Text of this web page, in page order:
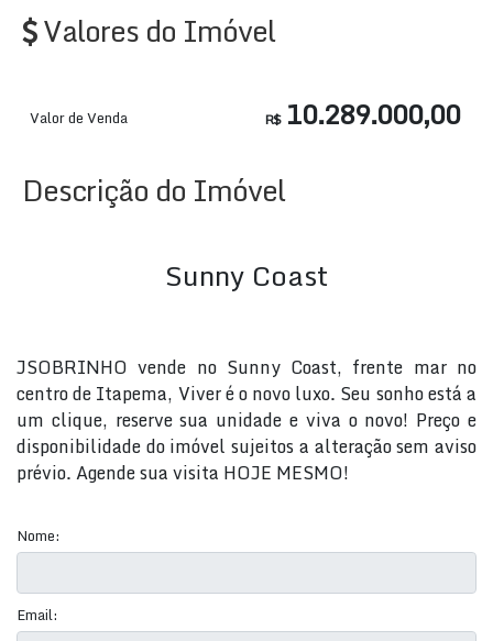
Valores do Imóvel
R$10.289.000,00
Valor de Venda
Descrição do Imóvel
Sunny Coast
JSOBRINHO vende no Sunny Coast, frente mar no
centro de Itapema, Viver é o novo luxo. Seu sonho está a
um clique, reserve sua unidade e viva o novo! Preço e
disponibilidade do imóvel sujeitos a alteração sem aviso
prévio. Agende sua visita HOJE MESMO!
Nome:
Email: